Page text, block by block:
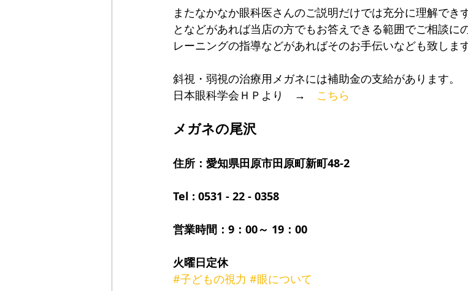
またなかなか眼科医さんのご説明だけでは充分に理解でき
となどがあれば当店の方でもお答えできる範囲でご相談に
レーニングの指導などがあればそのお手伝いなども致しま
斜視・弱視の治療用メガネには補助金の支給があります。
日本眼科学会ＨＰより　→ こちら
メガネの尾沢
住所：愛知県田原市田原町新町48-2
Tel : 0531 - 22 - 0358
営業時間：9：00～ 19：00
火曜日定休
#子どもの視力 #眼について